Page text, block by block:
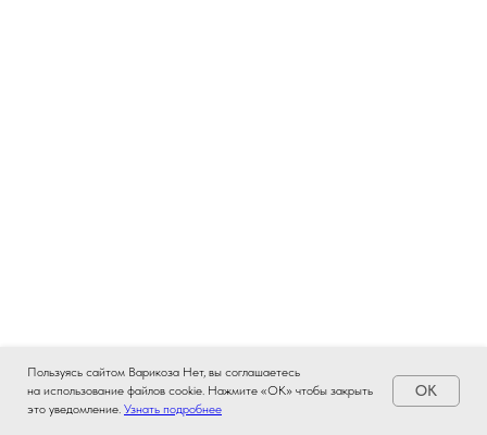
Пользуясь сайтом Варикоза Нет, вы соглашаетесь
на использование файлов cookie. Нажмите «ОК» чтобы закрыть
это уведомление. Узнать подробнее
OK